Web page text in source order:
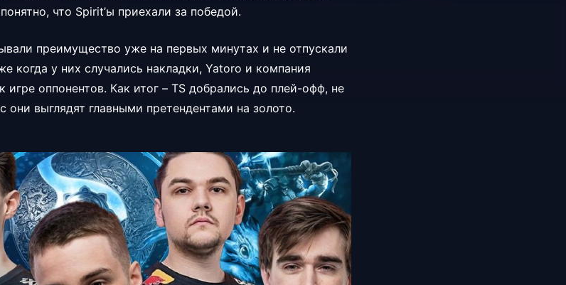
что Spirit’ы приехали за победой.
преимущество уже на первых минутах и не отпускали
когда у них случались накладки, Yatoro и компания
оппонентов. Как итог – TS добрались до плей-офф, не
они выглядят главными претендентами на золото.